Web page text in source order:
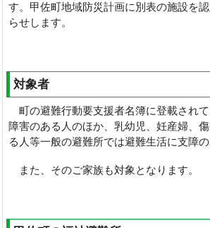
す。甲佐町地域防災計画に別表の施設を
らせします。
対象者
町の避難行動要支援者名簿に登載されて
障害のある人のほか、乳幼児、妊産婦、
る人等一般の避難所では避難生活に支障の
また、そのご家族も対象となります。